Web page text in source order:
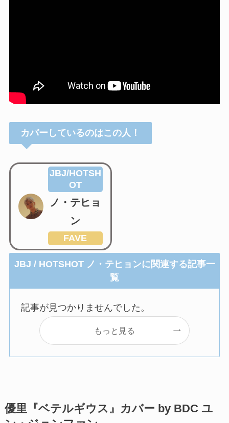
カバーしているのはこの人！
JBJ/HOTSH
OT
ノ・テヒョ
ン
FAVE
JBJ / HOTSHOT ノ・テヒョンに関連する記事一
覧
記事が見つかりませんでした。
もっと見る
優里『ベテルギウス』カバー by BDC ユ